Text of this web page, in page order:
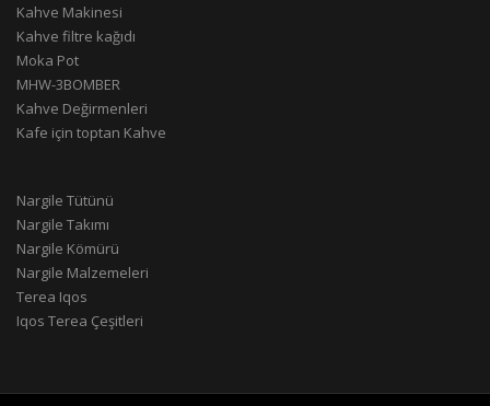
Kahve Makinesi
Kahve filtre kağıdı
Moka Pot
MHW-3BOMBER
Kahve Değirmenleri
Kafe için toptan Kahve
Nargile Tütünü
Nargile Takımı
Nargile Kömürü
Nargile Malzemeleri
Terea Iqos
Iqos Terea Çeşitleri